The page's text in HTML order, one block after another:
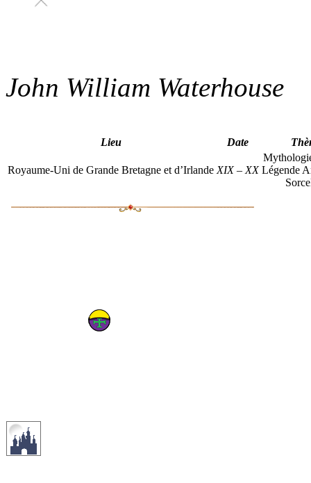
John William Waterhouse
Lieu Date
Royaume-Uni de Grande Bretagne et d’Irlande XIX – XX Légende